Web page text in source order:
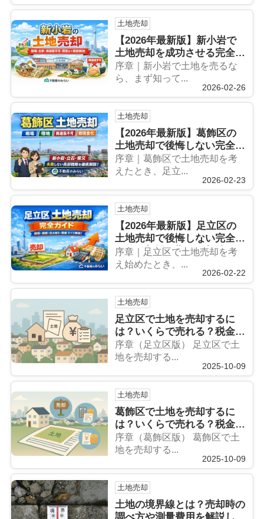
土地売却
【2026年最新版】新小岩で
土地売却を成功させる完全ガ
イド｜相場・売却期間・買
取・失敗事例まで徹底解説
序章｜新小岩で土地を売るな
ら、まず知って...
2026-02-26
土地売却
【2026年最新版】葛飾区の
土地売却で後悔しない完全ガ
イド｜相場・借地・再建築不
可・即現金化（買取）まで徹
序章｜葛飾区で土地売却を考
えたとき、足立...
2026-02-23
土地売却
【2026年最新版】足立区の
土地売却で後悔しない完全ガ
イド｜相場・期間・相続・住
み替え・離婚・買取まで徹底
序章｜足立区で土地売却を考
え始めたとき、...
2026-02-22
土地売却
足立区で土地を売却するに
は？いくらで売れる？税金・
譲渡所得・費用まで徹底解説
序章（足立区版） 足立区で土
地を売却する...
2025-10-09
土地売却
葛飾区で土地を売却するに
は？いくらで売れる？税金・
費用・譲渡所得まで徹底解説
序章（葛飾区版） 葛飾区で土
地を売却する...
2025-10-09
土地売却
土地の境界線とは？売却時の